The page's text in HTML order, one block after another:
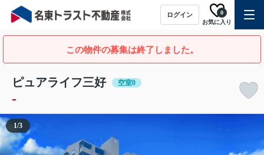
ログイン
お気に入り
0
この物件の募集は終了しました。
ピュアライフ三好 空室0
-
1/3